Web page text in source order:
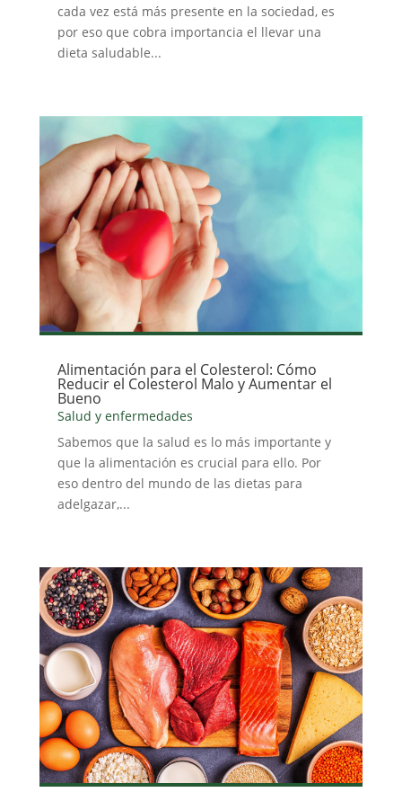
cada vez está más presente en la sociedad, es
por eso que cobra importancia el llevar una
dieta saludable...
Alimentación para el Colesterol: Cómo
Reducir el Colesterol Malo y Aumentar el
Bueno
Salud y enfermedades
Sabemos que la salud es lo más importante y
que la alimentación es crucial para ello. Por
eso dentro del mundo de las dietas para
adelgazar,...